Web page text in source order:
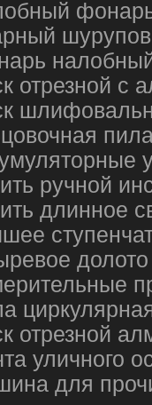
отрезной с
ручной
длинное
долото
отрезной
уличного
для